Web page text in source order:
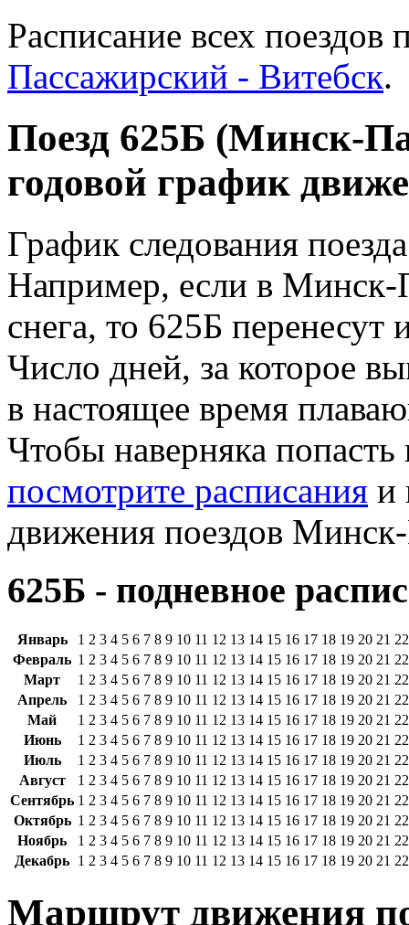
Расписание всех
Пассажирский - Витебск.
Поезд 625Б (Минск-
годовой график
График следования
Например, если в Минск-
снега, то 625Б
Число дней, за которое
в настоящее время
Чтобы наверняка
посмотрите расписания и
движения поездов
625Б - подневное
Январь 1 2 3 4 5 6 7 8 9 10 11 12 13 14 15 16 17 18 19 20 21 22
Февраль 1 2 3 4 5 6 7 8 9 10 11 12 13 14 15 16 17 18 19 20 21 22
Март
1 2 3 4 5 6 7 8 9 10 11 12 13 14 15 16 17 18 19 20 21 22
Апрель
1 2 3 4 5 6 7 8 9 10 11 12 13 14 15 16 17 18 19 20 21 22
Май
1 2 3 4 5 6 7 8 9 10 11 12 13 14 15 16 17 18 19 20 21 22
Июнь
1 2 3 4 5 6 7 8 9 10 11 12 13 14 15 16 17 18 19 20 21 22
Июль
1 2 3 4 5 6 7 8 9 10 11 12 13 14 15 16 17 18 19 20 21 22
Август
1 2 3 4 5 6 7 8 9 10 11 12 13 14 15 16 17 18 19 20 21 22
Сентябрь 1 2 3 4 5 6 7 8 9 10 11 12 13 14 15 16 17 18 19 20 21 22
Октябрь 1 2 3 4 5 6 7 8 9 10 11 12 13 14 15 16 17 18 19 20 21 22
Ноябрь
1 2 3 4 5 6 7 8 9 10 11 12 13 14 15 16 17 18 19 20 21 22
Декабрь 1 2 3 4 5 6 7 8 9 10 11 12 13 14 15 16 17 18 19 20 21 22
Маршрут движения